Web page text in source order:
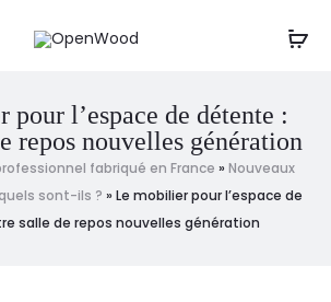
par téléphone au : 06 61 20 12 88
l’espace de détente :
repos nouvelles génération
fabriqué en France » Nouveaux
sont-ils ? » Le mobilier pour l’espace de
salle de repos nouvelles génération